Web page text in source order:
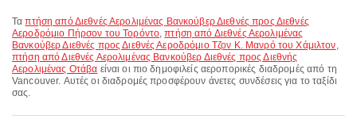
Ταπτήση από Διεθνές Αερολιμένας Βανκούβερ Διεθνές προς Διεθνές
Αεροδρόμιο Πήρσον του Τορόντο,πτήση από Διεθνές Αερολιμένας
Βανκούβερ Διεθνές προς Διεθνές Αεροδρόμιο Τζον Κ. Μανρό του Χάμιλτον,
πτήση από Διεθνές Αερολιμένας Βανκούβερ Διεθνές προς Διεθνής
Αερολιμένας Οτάβα είναι οι πιο δημοφιλείς αεροπορικές διαδρομές από τη
Vancouver. Αυτές οι διαδρομές προσφέρουν άνετες συνδέσεις για το ταξίδι
σας.